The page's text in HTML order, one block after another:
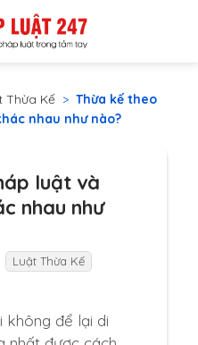
Thừa Kế > Thừa kế theo
nhau như nào?
luật và
nhau như
Luật Thừa Kế
không để lại di